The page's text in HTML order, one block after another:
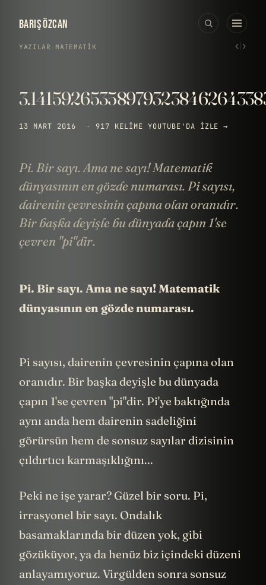
BARIŞ ÖZCAN
YAZILAR MATEMATIK ‹›
13 MART 2016 · 917 KELIME YOUTUBE'DA IZLE →
Pi. Bir sayı. Ama ne sayı! Matematik
dünyasının en gözde numarası. Pi sayısı,
dairenin çevresinin çapına olan oranıdır.
Bir başka deyişle bu dünyada çapın 1'se
çevren "pi"dir.
Pi. Bir sayı. Ama ne sayı! Matematik
dünyasının en gözde numarası.
Pi sayısı, dairenin çevresinin çapına olan
oranıdır. Bir başka deyişle bu dünyada
çapın 1'se çevren "pi"dir. Pi'ye baktığında
aynı anda hem dairenin sadeliğini
görürsün hem de sonsuz sayılar dizisinin
çıldırtıcı karmaşıklığını...
Peki ne işe yarar? Güzel bir soru. Pi,
irrasyonel bir sayı. Ondalık
basamaklarında bir düzen yok, gibi
gözüküyor, ya da henüz biz içindeki düzeni
anlayamıyoruz. Virgülden sonra sonsuz